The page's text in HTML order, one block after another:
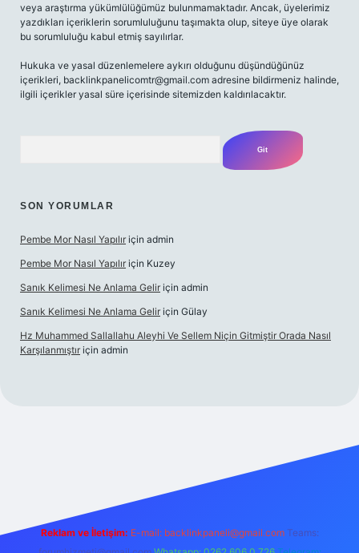
veya araştırma yükümlülüğümüz bulunmamaktadır. Ancak, üyelerimiz
yazdıkları içeriklerin sorumluluğunu taşımakta olup, siteye üye olarak
bu sorumluluğu kabul etmiş sayılırlar.
Hukuka ve yasal düzenlemelere aykırı olduğunu düşündüğünüz
içerikleri, backlinkpanelicomtr@gmail.com adresine bildirmeniz halinde,
ilgili içerikler yasal süre içerisinde sitemizden kaldırılacaktır.
SON YORUMLAR
Pembe Mor Nasıl Yapılır için admin
Pembe Mor Nasıl Yapılır için Kuzey
Sanık Kelimesi Ne Anlama Gelir için admin
Sanık Kelimesi Ne Anlama Gelir için Gülay
Hz Muhammed Sallallahu Aleyhi Ve Sellem Niçin Gitmiştir Orada Nasıl
Karşılanmıştır için admin
Reklam ve İletişim: E-mail: backlinkpaneli@gmail.com Teams: